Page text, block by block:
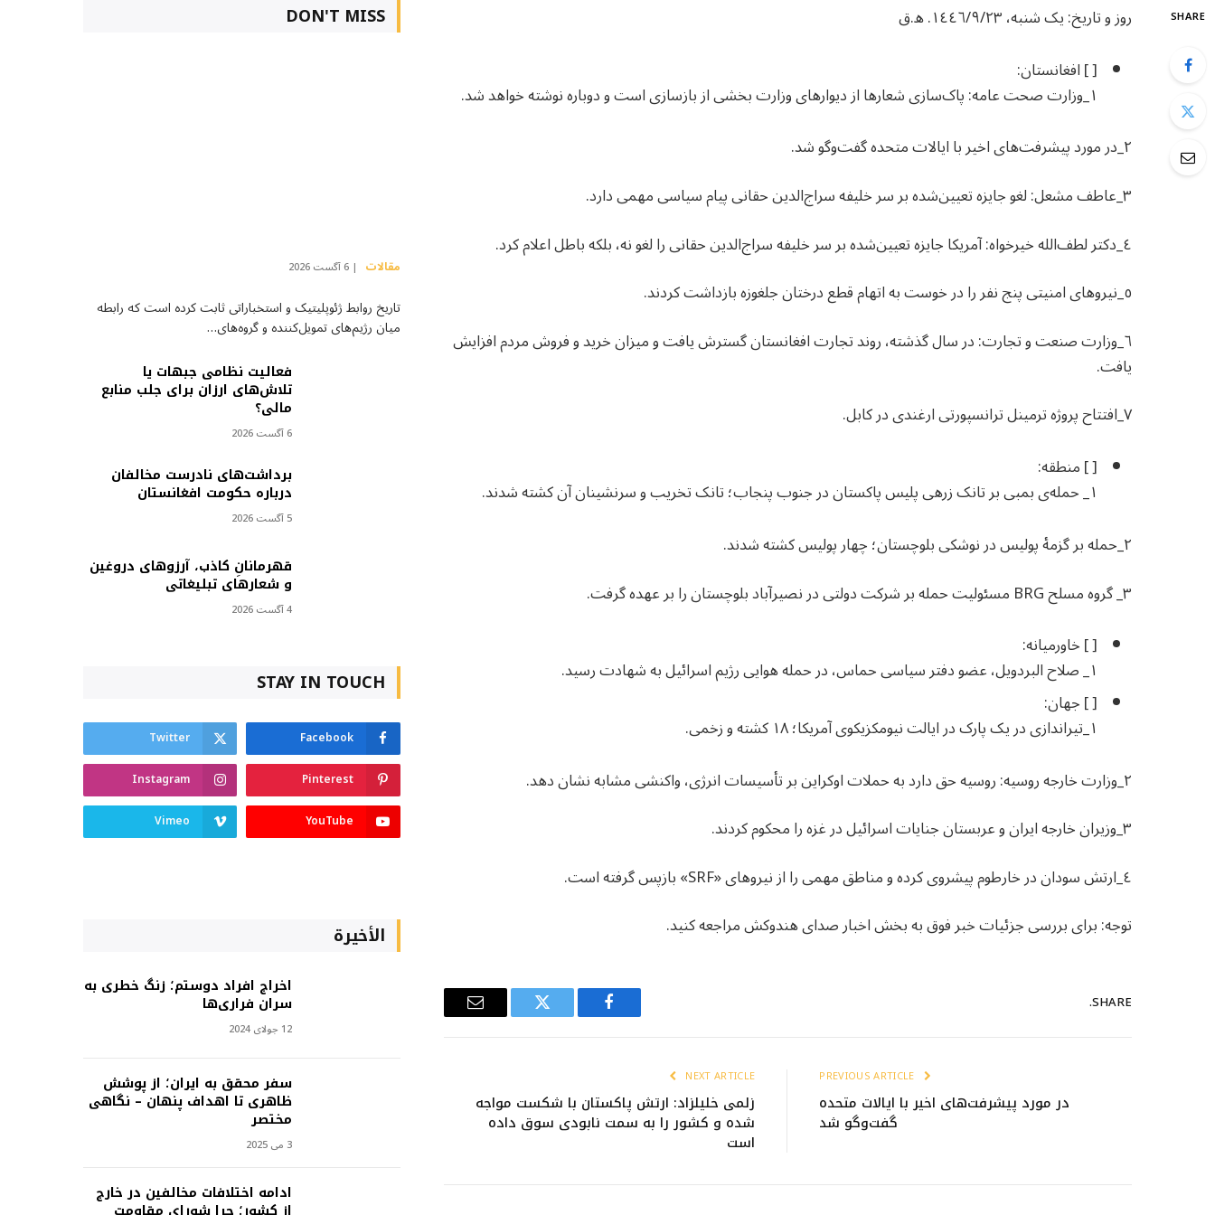
SHARE
روز و تاریخ: یک شنبه، ١٤٤٦/٩/٢٣. ھ.ق
[ ] افغانستان:
١_وزارت صحت عامه: پاک‌سازی شعارها از دیوارهای وزارت بخشی از بازسازی است و دوباره نوشته خواهد شد.
٢_در مورد پیشرفت‌های اخیر با ایالات متحده گفت‌وگو شد.
٣_عاطف مشعل: لغو جایزه تعیین‌شده بر سر خلیفه سراج‌الدین حقانی پیام سیاسی مهمی دارد.
٤_دکتر لطف‌الله خیرخواه: آمریکا جایزه تعیین‌شده بر سر خلیفه سراج‌الدین حقانی را لغو نه، بلکه باطل اعلام کرد.
٥_نیروهای امنیتی پنج نفر را در خوست به اتهام قطع درختان جلغوزه بازداشت کردند.
٦_وزارت صنعت و تجارت: در سال گذشته، روند تجارت افغانستان گسترش یافت و میزان خرید و فروش مردم افزایش
یافت.
٧_افتتاح پروژه ترمینل ترانسپورتی ارغندی در کابل.
[ ] منطقه:
١_ حمله‌ی بمبی بر تانک زرهی پلیس پاکستان در جنوب پنجاب؛ تانک تخریب و سرنشینان آن کشته شدند.
٢_حمله بر گزمۀ پولیس در نوشکی بلوچستان؛ چهار پولیس کشته شدند.
٣_ گروه مسلح BRG مسئولیت حمله بر شرکت دولتی در نصیرآباد بلوچستان را بر عهده گرفت.
[ ] خاورمیانه:
١_ صلاح البردویل، عضو دفتر سیاسی حماس، در حمله هوایی رژیم اسرائیل به شهادت رسید.
[ ] جهان:
١_تیراندازی در یک پارک در ایالت نیومکزیکوی آمریکا؛ ۱۸ کشته و زخمی.
٢_وزارت خارجه روسیه: روسیه حق دارد به حملات اوکراین بر تأسیسات انرژی، واکنشی مشابه نشان دهد.
٣_وزیران خارجه ایران و عربستان جنایات اسرائیل در غزه را محکوم کردند.
٤_ارتش سودان در خارطوم پیشروی کرده و مناطق مهمی را از نیروهای «SRF» بازپس گرفته است.
توجه: برای بررسی جزئیات خبر فوق به بخش اخبار صدای هندوکش مراجعه کنید.
SHARE.
Facebook
Twitter
Email
در مورد پیشرفت‌های اخیر با ایالات متحده
گفت‌وگو شد
NEXT ARTICLE
زلمی خلیلزاد: ارتش پاکستان با شکست مواجه
شده و کشور را به سمت نابودی سوق داده
است
DON'T MISS
مقالات 6 آگست 2026
تاریخ روابط ژئوپلیتیک و استخباراتی ثابت کرده است که رابطه
میان رژیم‌های تمویل‌کننده و گروه‌های…
فعالیت نظامی جبهات یا
تلاش‌های ارزان برای جلب منابع
مالی؟
6 آگست 2026
برداشت‌های نادرست مخالفان
درباره حکومت افغانستان
5 آگست 2026
قهرمانانِ کاذب، آرزوهای دروغین
و شعارهای تبلیغاتی
4 آگست 2026
STAY IN TOUCH
Facebook
Twitter
Pinterest
Instagram
YouTube
Vimeo
الأخيرة
اخراج افراد دوستم؛ زنگ خطری به
سران فراری‌ها
12 جولای 2024
سفر محقق به ایران؛ از پوشش
ظاهری تا اهداف پنهان – نگاهی
مختصر
3 می 2025
ادامه اختلافات مخالفین در خارج